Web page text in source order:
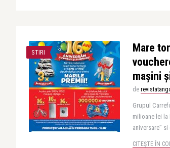
STIRI
Mare
mașini
de
Grupul
milioane lei
aniversare”
CITEȘTE ÎN